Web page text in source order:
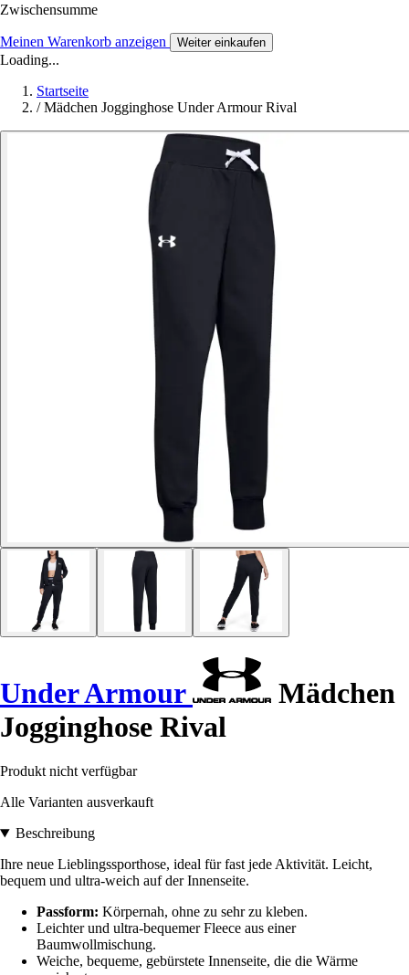
Zwischensumme
Meinen Warenkorb anzeigen Weiter einkaufen
Loading...
Startseite
/ Mädchen Jogginghose Under Armour Rival
Under Armour
Mädchen
Jogginghose Rival
Produkt nicht verfügbar
Alle Varianten ausverkauft
Beschreibung
Ihre neue Lieblingssporthose, ideal für fast jede Aktivität. Leicht,
bequem und ultra-weich auf der Innenseite.
Passform: Körpernah, ohne zu sehr zu kleben.
Leichter und ultra-bequemer Fleece aus einer
Baumwollmischung.
Weiche, bequeme, gebürstete Innenseite, die die Wärme